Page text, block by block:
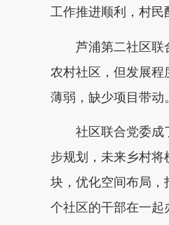
工作推进顺利，村民
芦浦第二社区联
农村社区，但发展程
薄弱，缺少项目带动
社区联合党委成
步规划，未来乡村
块，优化空间布局
个社区的干部在一